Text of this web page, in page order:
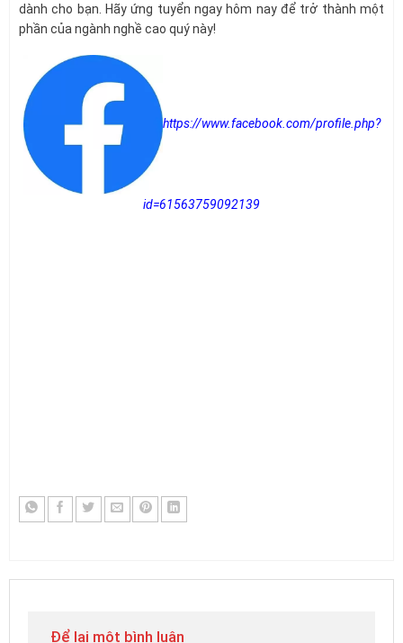
dành cho bạn. Hãy ứng tuyển ngay hôm nay để trở thành một
phần của ngành nghề cao quý này!
https://www.facebook.com/profile.php?
id=61563759092139
Để lại một bình luận